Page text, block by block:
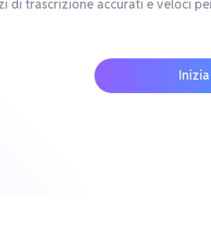
di trascrizione accurati e veloci